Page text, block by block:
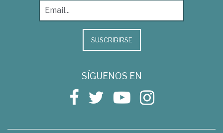
SUSCRIBIRSE
SÍGUENOS EN